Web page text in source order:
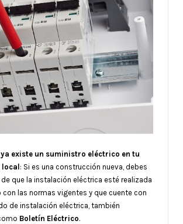
existe un suministro eléctrico en tu
local: Si es una construcción nueva, debes
que la instalación eléctrica esté realizada
con las normas vigentes y que cuente con
de instalación eléctrica, también
Boletín Eléctrico.